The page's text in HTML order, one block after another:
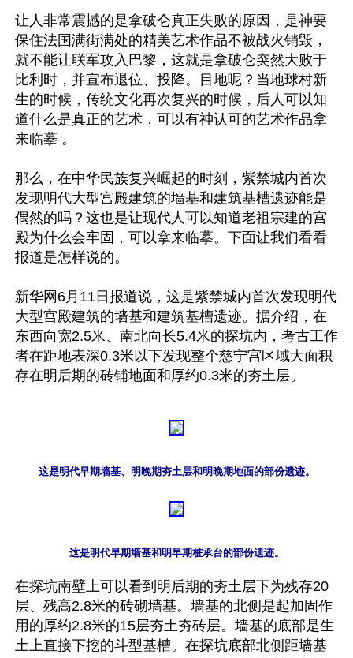
让人非常震撼的是拿破仑真正失败的原因，是神要
保住法国满街满处的精美艺术作品不被战火销毁，
就不能让联军攻入巴黎，这就是拿破仑突然大败于
比利时，并宣布退位、投降。目地呢？当地球村新
生的时候，传统文化再次复兴的时候，后人可以知
道什么是真正的艺术，可以有神认可的艺术作品拿
来临摹 。
那么，在中华民族复兴崛起的时刻，紫禁城内首次
发现明代大型宫殿建筑的墙基和建筑基槽遗迹能是
偶然的吗？这也是让现代人可以知道老祖宗建的宫
殿为什么会牢固，可以拿来临摹。下面让我们看看
报道是怎样说的。
新华网6月11日报道说，这是紫禁城内首次发现明代
大型宫殿建筑的墙基和建筑基槽遗迹。据介绍，在
东西向宽2.5米、南北向长5.4米的探坑内，考古工作
者在距地表深0.3米以下发现整个慈宁宫区域大面积
这是明代早期墙基、明晚期夯土层和明晚期地面的部份遗迹。
这是明代早期墙基和明早期桩承台的部份遗迹。
在探坑南壁上可以看到明后期的夯土层下为残存20
层、残高2.8米的砖砌墙基。墙基的北侧是起加固作
用的厚约2.8米的15层夯土夯砖层。墙基的底部是生
土上直接下挖的斗型基槽。在探坑底部北侧距墙基